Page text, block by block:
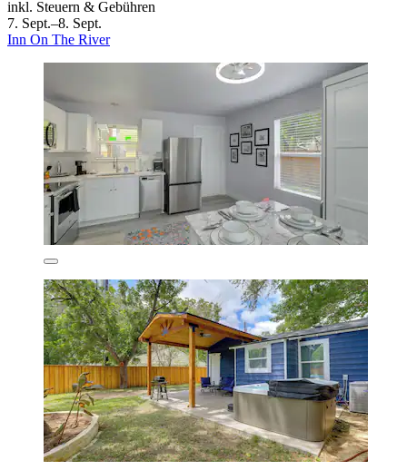
inkl. Steuern & Gebühren
7. Sept.–8. Sept.
Inn On The River